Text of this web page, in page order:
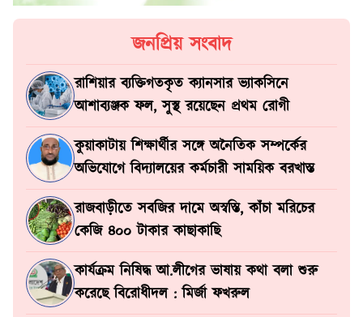
জনপ্রিয় সংবাদ
রাশিয়ার ব্যক্তিগতকৃত ক্যানসার ভ্যাকসিনে
আশাব্যঞ্জক ফল, সুস্থ রয়েছেন প্রথম রোগী
কুয়াকাটায় শিক্ষার্থীর সঙ্গে অনৈতিক সম্পর্কের
অভিযোগে বিদ্যালয়ের কর্মচারী সাময়িক বরখাস্ত
রাজবাড়ীতে সবজির দামে অস্বস্তি, কাঁচা মরিচের
কেজি ৪০০ টাকার কাছাকাছি
কার্যক্রম নিষিদ্ধ আ.লীগের ভাষায় কথা বলা শুরু
করেছে বিরোধীদল : মির্জা ফখরুল